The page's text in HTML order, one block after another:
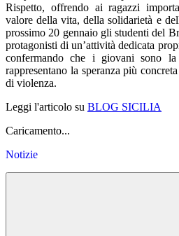
Rispetto, offrendo ai ragazzi
valore della vita, della solidarietà e
prossimo 20 gennaio gli studenti del
protagonisti di un’attività dedicata
confermando che i giovani sono
rappresentano la speranza più
di violenza.
Leggi l'articolo su BLOG SICILIA
Caricamento...
Notizie